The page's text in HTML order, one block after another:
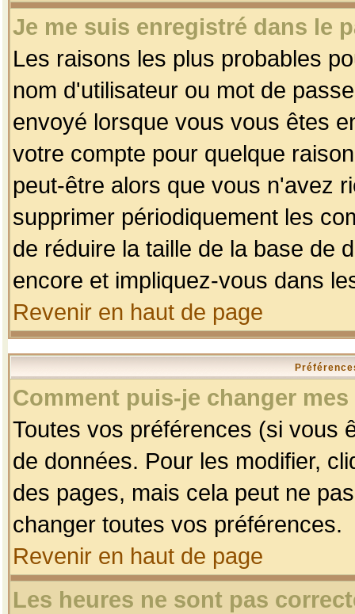
Je me suis enregistré dans le
Les raisons les plus probables
nom d'utilisateur ou mot de
envoyé lorsque vous vous êtes
votre compte pour quelque
peut-être alors que vous n'avez
supprimer périodiquement les
de réduire la taille de la base de
encore et impliquez-vous dans
Revenir en haut de page
Comment puis-je changer
Toutes vos préférences (si vous
de données. Pour les modifier,
des pages, mais cela peut ne
changer toutes vos préférences.
Revenir en haut de page
Les heures ne sont pas